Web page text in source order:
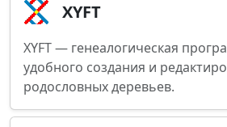
XYFT
XYFT — генеалогическая
удобного создания и
родословных деревьев.